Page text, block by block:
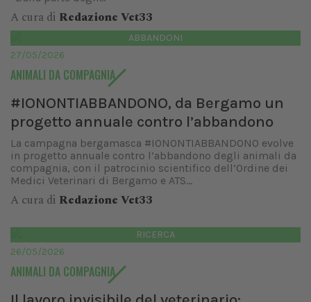
A cura di Redazione Vet33
ABBANDONI
27/05/2026
ANIMALI DA COMPAGNIA
#IONONTIABBANDONO, da Bergamo un
progetto annuale contro l’abbandono
La campagna bergamasca #IONONTIABBANDONO evolve
in progetto annuale contro l’abbandono degli animali da
compagnia, con il patrocinio scientifico dell’Ordine dei
Medici Veterinari di Bergamo e ATS...
A cura di Redazione Vet33
RICERCA
26/05/2026
ANIMALI DA COMPAGNIA